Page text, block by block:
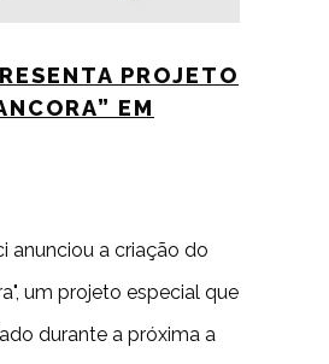
PROJETO
EM
anunciou a criação do
um projeto especial que
durante a próxima a